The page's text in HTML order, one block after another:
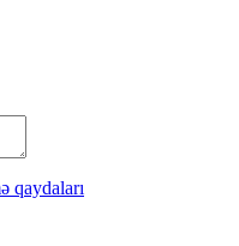
qaydaları